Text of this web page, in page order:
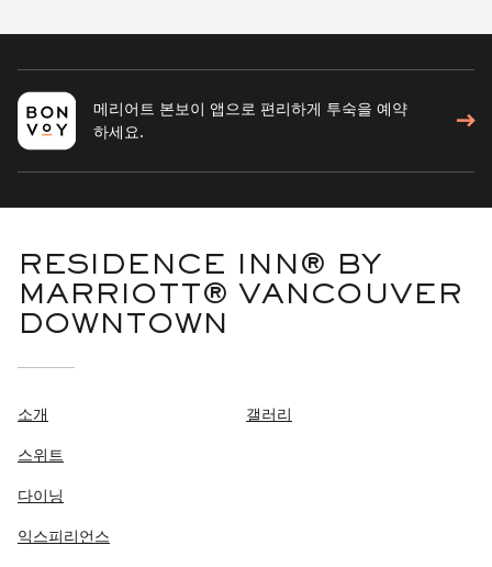
메리어트 본보이 앱으로 편리하게 투숙을 예약
하세요.
RESIDENCE INN® BY
MARRIOTT® VANCOUVER
DOWNTOWN
소개
스위트
다이닝
익스피리언스
갤러리